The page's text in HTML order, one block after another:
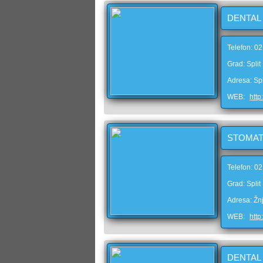
Telefon:
Grad: Split
Adresa:
WEB:
Telefon:
Grad: Split
Adresa:
WEB: